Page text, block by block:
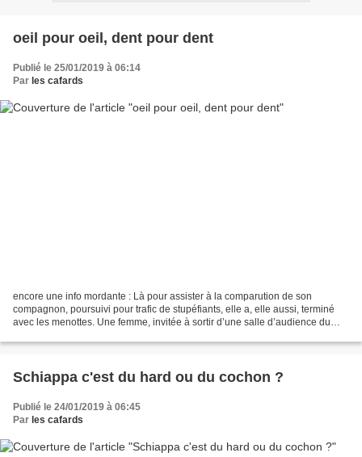
oeil pour oeil, dent pour dent
Publié le 25/01/2019 à 06:14
Par les cafards
encore une info mordante : Là pour assister à la comparution de son
compagnon, poursuivi pour trafic de stupéfiants, elle a, elle aussi, terminé
avec les menottes. Une femme, invitée à sortir d’une salle d’audience du
Schiappa c'est du hard ou du cochon ?
Publié le 24/01/2019 à 06:45
Par les cafards